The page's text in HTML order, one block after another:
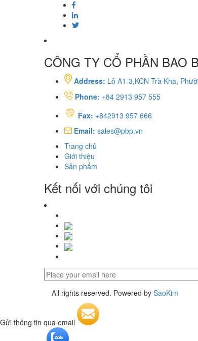
CÔNG TY CỔ PHẦN BAO
Address: Lô A1-3,KCN Trà Kha,
Phone: +84 2913 957 555
Fax: +842913 957 666
Email: sales@pbp.vn
Trang chủ
Giới thiệu
Sản phẩm
Kết nối với chúng tôi
All rights reserved. Powered by SaoKim
Gửi thông tin qua email